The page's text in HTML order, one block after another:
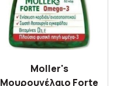
Moller's
Μουρουνέλαιο Forte